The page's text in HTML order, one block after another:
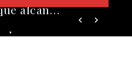
Las 10 empresas que alcanzaron los valores bursátiles más altos en su auge histórico